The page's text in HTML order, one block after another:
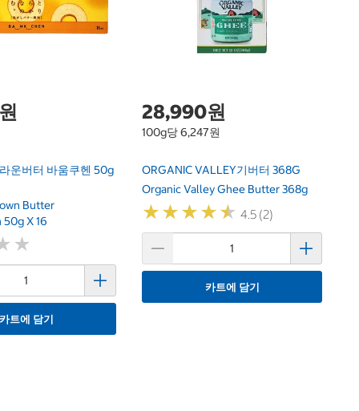
운버터 바움쿠헨 50g
Butter
X 16
★
★
트에 담기
28,990원
100g당 6,247원
ORGANIC VALLEY기버터 368G
Organic Valley Ghee Butter 368g
★★★★★
★★★★★ 4.5 (2)
카트에 담기